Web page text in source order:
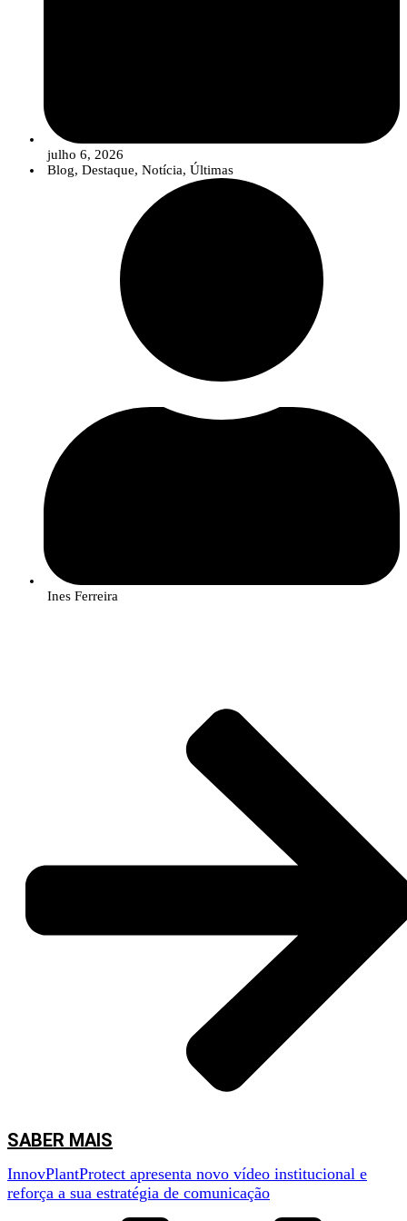
julho 6, 2026
Blog, Destaque, Notícia, Últimas
Ines Ferreira
SABER MAIS
InnovPlantProtect apresenta novo vídeo institucional e
reforça a sua estratégia de comunicação